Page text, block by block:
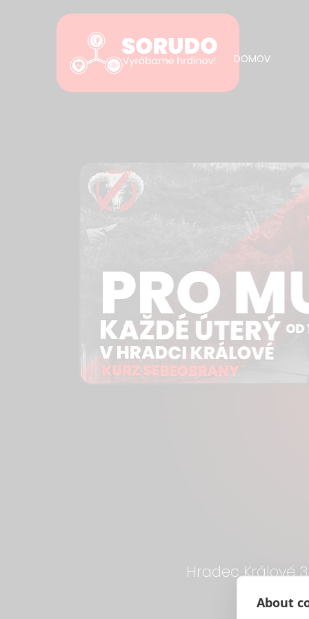
DOMOV
Hradec Králové
About